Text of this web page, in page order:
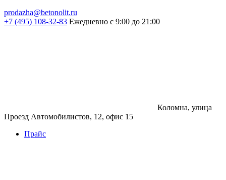
prodazha@betonolit.ru
+7 (495) 108-32-83 Ежедневно с 9:00 до 21:00
Коломна, улица
Проезд Автомобилистов, 12, офис 15
Прайс